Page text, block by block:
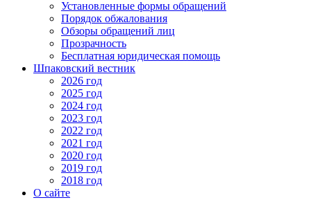
Установленные формы обращений
Порядок обжалования
Обзоры обращений лиц
Прозрачность
Бесплатная юридическая помощь
Шпаковский вестник
2026 год
2025 год
2024 год
2023 год
2022 год
2021 год
2020 год
2019 год
2018 год
О сайте